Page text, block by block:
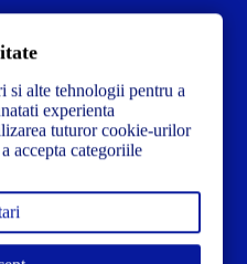
forma.com
315300 Romania
si alte tehnologii pentru a
experienta
tuturor cookie-urilor
accepta categoriile